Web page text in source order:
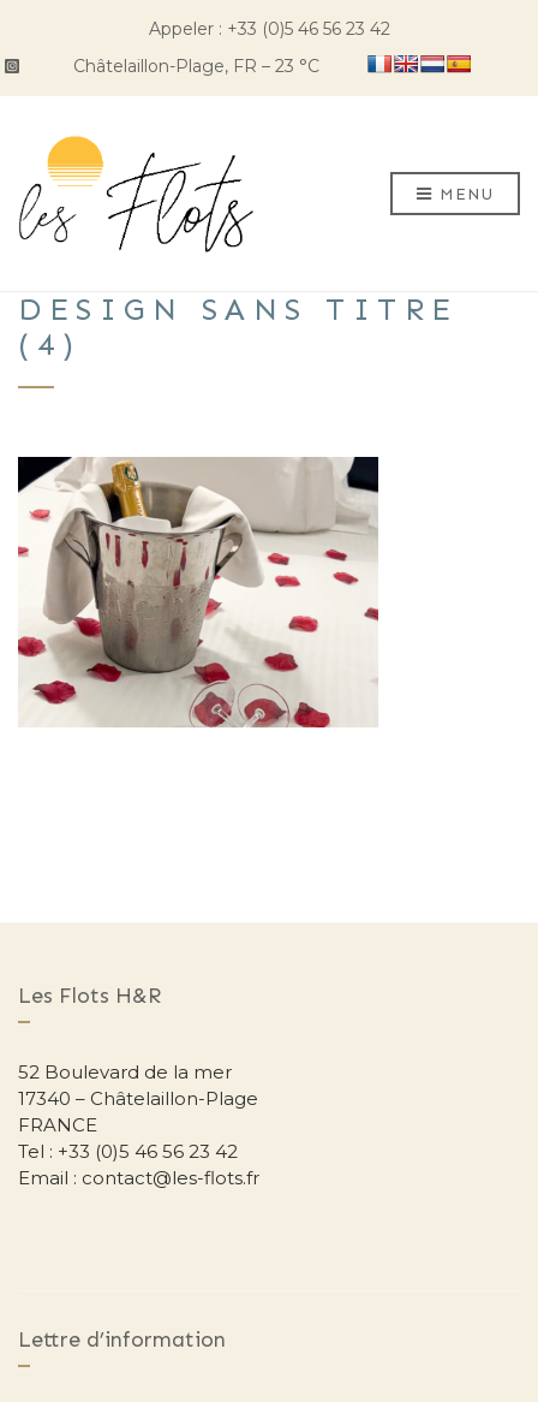
Appeler : +33 (0)5 46 56 23 42
Châtelaillon-Plage, FR – 23 C
MENU
DESIGN SANS TITRE
(4)
Les Flots H&R
52 Boulevard de la mer
17340 – Châtelaillon-Plage
FRANCE
Tel : +33 (0)5 46 56 23 42
Email : contact@les-flots.fr
Lettre d’information